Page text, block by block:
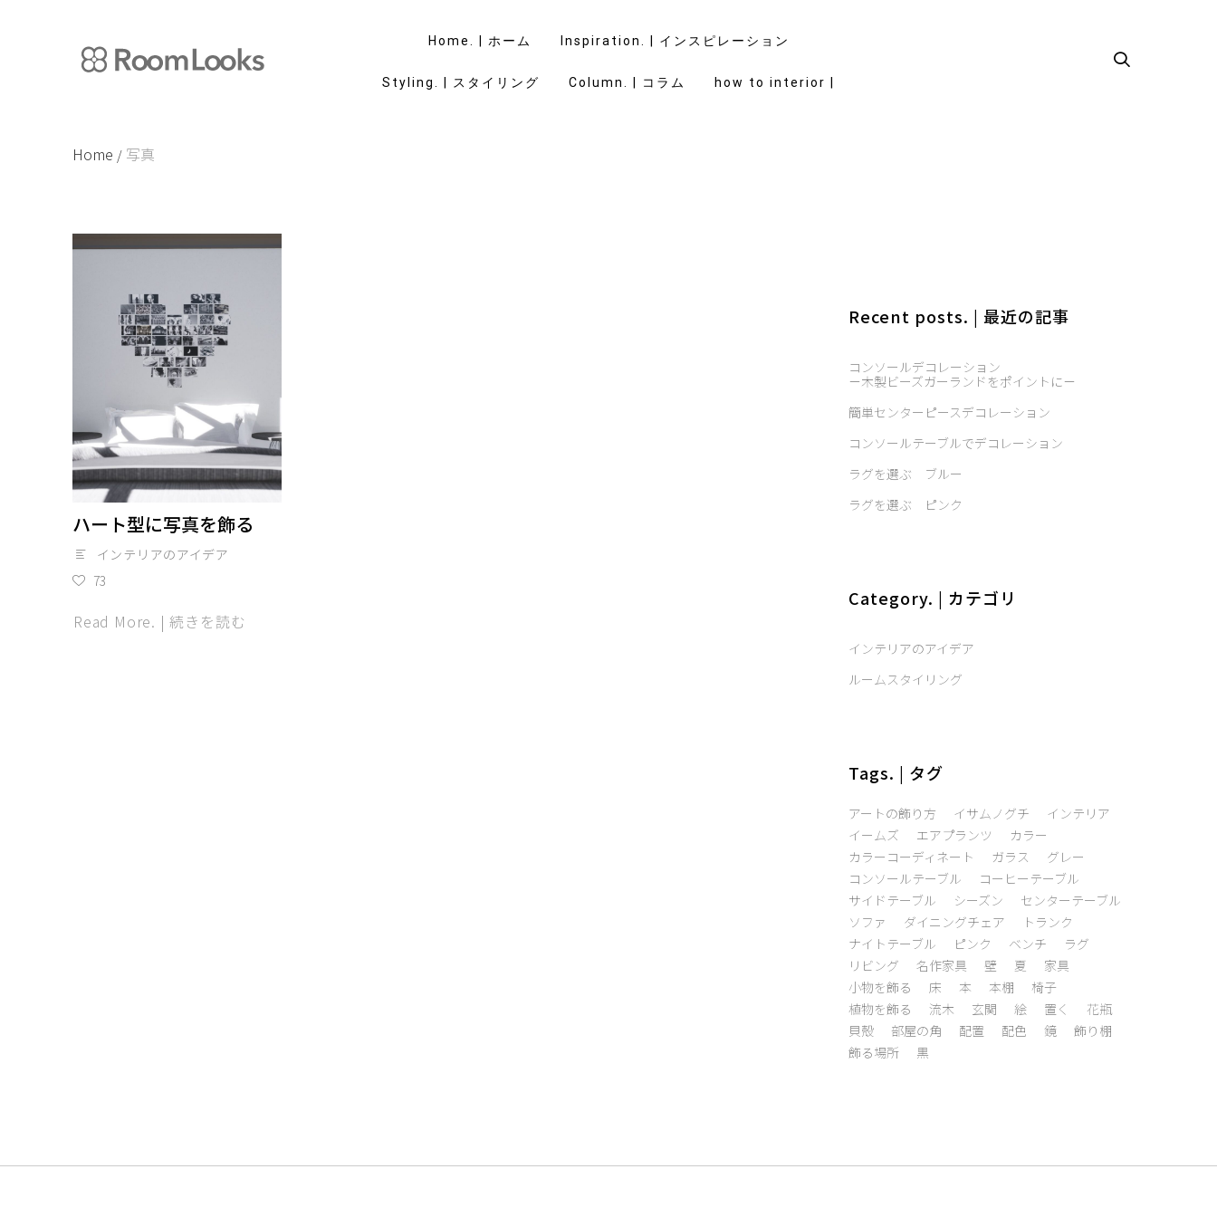
Home. | ホーム Inspiration. | インスピレーション
Styling. | スタイリング Column. | コラム how to interior |
Home / 写真
ハート型に写真を飾る
インテリアのアイデア
73
Read More. | 続きを読む
Recent posts. | 最近の記事
コンソールデコレーション
－木製ビーズガーランドをポイントに－
簡単センターピースデコレーション
コンソールテーブルでデコレーション
ラグを選ぶ ブルー
ラグを選ぶ ピンク
Category. | カテゴリ
インテリアのアイデア
ルームスタイリング
Tags. | タグ
アートの飾り方 イサムノグチ
インテリア
イームズ
エアプランツ
カラー
カラーコーディネート
ガラス
グレー
コンソールテーブル
コーヒーテーブル
サイドテーブル
シーズン
センターテーブル
ソファ
ダイニングチェア
トランク
ナイトテーブル
ピンク ベンチ
ラグ
リビング
名作家具 壁 夏
家具
小物を飾る
床 本 本棚
椅子
植物を飾る
流木 玄関 絵 置く
花瓶
貝殻
部屋の角 配置 配色 鏡
飾り棚
飾る場所
黒